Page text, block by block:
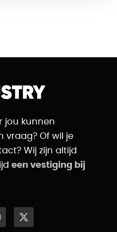
jou kunnen
vraag? Of wil je
Wij zijn altijd
een vestiging bij